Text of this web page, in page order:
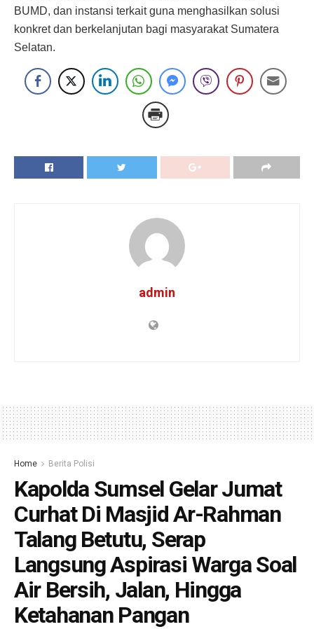
BUMD, dan instansi terkait guna menghasilkan solusi
konkret dan berkelanjutan bagi masyarakat Sumatera
Selatan.
admin
Home Berita Polisi
Kapolda Sumsel Gelar Jumat
Curhat Di Masjid Ar-Rahman
Talang Betutu, Serap
Langsung Aspirasi Warga Soal
Air Bersih, Jalan, Hingga
Ketahanan Pangan